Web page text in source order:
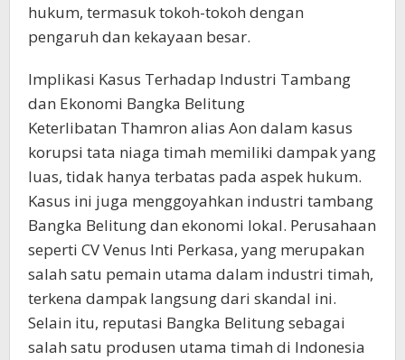
hukum, termasuk tokoh-tokoh dengan
pengaruh dan kekayaan besar.
Implikasi Kasus Terhadap Industri Tambang
dan Ekonomi Bangka Belitung
Keterlibatan Thamron alias Aon dalam kasus
korupsi tata niaga timah memiliki dampak yang
luas, tidak hanya terbatas pada aspek hukum.
Kasus ini juga menggoyahkan industri tambang
Bangka Belitung dan ekonomi lokal. Perusahaan
seperti CV Venus Inti Perkasa, yang merupakan
salah satu pemain utama dalam industri timah,
terkena dampak langsung dari skandal ini.
Selain itu, reputasi Bangka Belitung sebagai
salah satu produsen utama timah di Indonesia